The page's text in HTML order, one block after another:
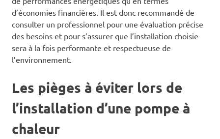
d’économies financières. Il est donc recommandé de
consulter un professionnel pour une évaluation précise
des besoins et pour s’assurer que l’installation choisie
sera à la fois performante et respectueuse de
l’environnement.
Les pièges à éviter lors de
l’installation d’une pompe à
chaleur